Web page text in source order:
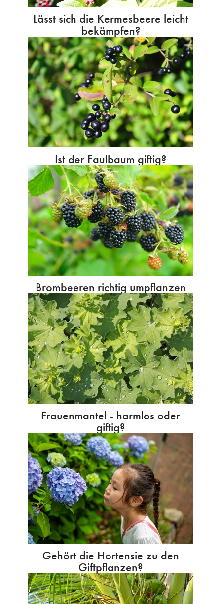
Lässt sich die Kermesbeere leicht
bekämpfen?
Ist der Faulbaum giftig?
Brombeeren richtig umpflanzen
Frauenmantel - harmlos oder
giftig?
Gehört die Hortensie zu den
Giftpflanzen?